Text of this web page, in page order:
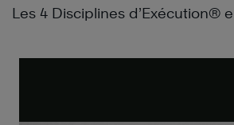
Les 4 Disciplines d’Exécution®